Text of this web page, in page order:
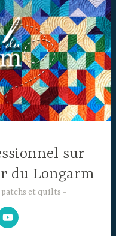
sur
du Longarm
et quilts
Chaine
YouTube